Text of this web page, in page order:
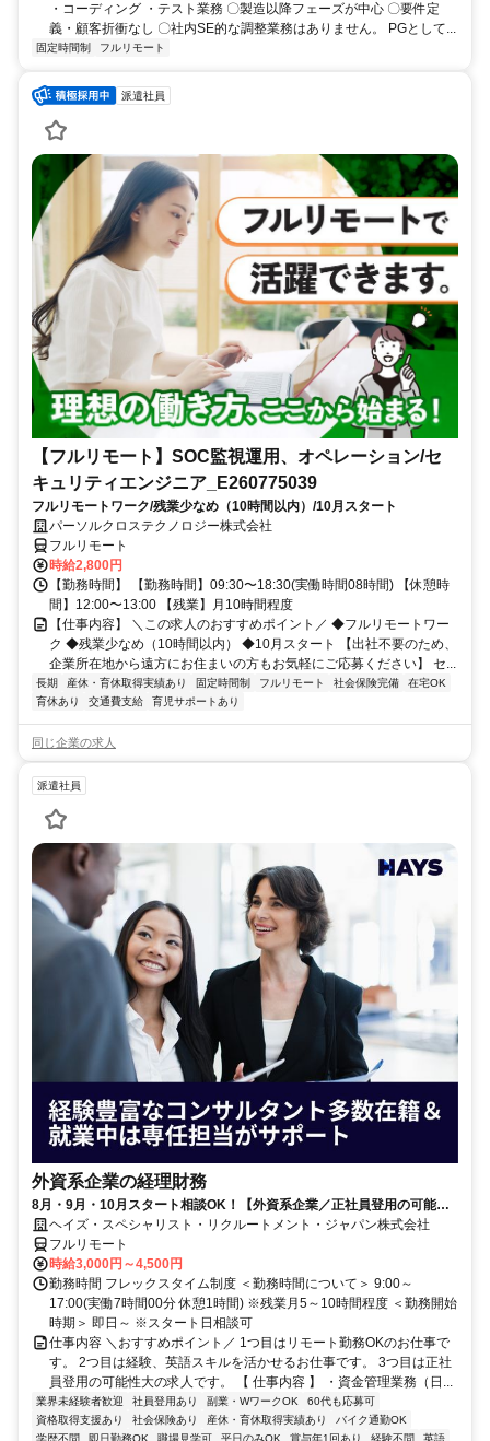
・コーディング ・テスト業務 〇製造以降フェーズが中心 〇要件定
義・顧客折衝なし 〇社内SE的な調整業務はありません。 PGとして...
固定時間制 フルリモート
派遣社員
【フルリモート】SOC監視運用、オペレーション/セ
キュリティエンジニア_E260775039
フルリモートワーク/残業少なめ（10時間以内）/10月スタート
パーソルクロステクノロジー株式会社
フルリモート
時給2,800円
【勤務時間】 【勤務時間】09:30〜18:30(実働時間08時間) 【休憩時
間】12:00〜13:00 【残業】月10時間程度
【仕事内容】 ＼この求人のおすすめポイント／ ◆フルリモートワー
ク ◆残業少なめ（10時間以内） ◆10月スタート 【出社不要のため、
企業所在地から遠方にお住まいの方もお気軽にご応募ください】 セ...
長期 産休・育休取得実績あり 固定時間制 フルリモート 社会保険完備
在宅OK
育休あり
交通費支給 育児サポートあり
同じ企業の求人
派遣社員
外資系企業の経理財務
8月・9月・10月スタート相談OK！【外資系企業／正社員登用の可能性
大／700万～800万／リモート勤務OK】経理財務
ヘイズ・スペシャリスト・リクルートメント・ジャパン株式会社
フルリモート
時給3,000円～4,500円
勤務時間 フレックスタイム制度 ＜勤務時間について＞ 9:00～
17:00(実働7時間00分 休憩1時間) ※残業月5～10時間程度 ＜勤務開始
時期＞ 即日～ ※スタート日相談可
仕事内容 ＼おすすめポイント／ 1つ目はリモート勤務OKのお仕事で
す。 2つ目は経験、英語スキルを活かせるお仕事です。 3つ目は正社
員登用の可能性大の求人です。 【 仕事内容 】 ・資金管理業務（日...
業界未経験者歓迎 社員登用あり 副業・WワークOK
60代も応募可
資格取得支援あり
社会保険あり 産休・育休取得実績あり
バイク通勤OK
学歴不問
即日勤務OK 職場見学可 平日のみOK 賞与年1回あり 経験不問 英語